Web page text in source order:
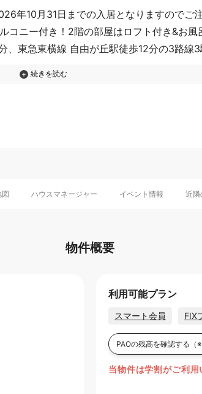
年10月31日までの入居となりますのでご
コニー付き！2階の部屋はロフト付き&お
東急東横線 自由が丘駅徒歩12分の3路線3
図 ハウスマネージャー イベント情報 近隣
物件概要
利用可能プラン
スマート会員 FIX
PAOの残高を確認する
当物件は学割がご利用